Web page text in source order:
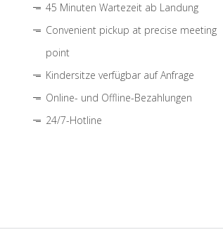
45 Minuten Wartezeit ab Landung
Convenient pickup at precise meeting
point
Kindersitze verfügbar auf Anfrage
Online- und Offline-Bezahlungen
24/7-Hotline